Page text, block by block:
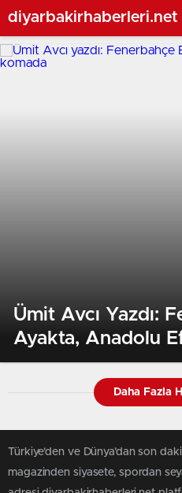
diyarbakirhaberleri.net
Ümit Avcı Yazdı:
Ayakta, Anadolu
Daha Fazla
Türkiye'den ve Dünya’dan son
magazinden siyasete, spordan